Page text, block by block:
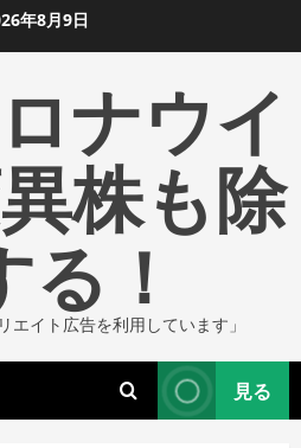
年8月9日
ナウイ
株も除
る！
エイト広告を利用しています」
見る